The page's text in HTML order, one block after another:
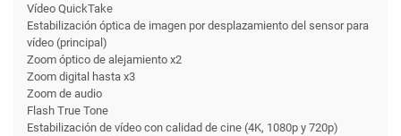
Vídeo QuickTake
Estabilización óptica de imagen por desplazamiento del sensor para
vídeo (principal)
Zoom óptico de alejamiento x2
Zoom digital hasta x3
Zoom de audio
Flash True Tone
Estabilización de vídeo con calidad de cine (4K, 1080p y 720p)